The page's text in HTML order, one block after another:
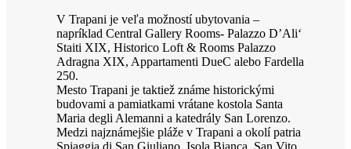
V Trapani je veľa možností ubytovania –
napríklad Central Gallery Rooms- Palazzo D’Ali‘
Staiti XIX, Historico Loft & Rooms Palazzo
Adragna XIX, Appartamenti DueC alebo Fardella
250.
Mesto Trapani je taktiež známe historickými
budovami a pamiatkami vrátane kostola Santa
Maria degli Alemanni a katedrály San Lorenzo.
Medzi najznámejšie pláže v Trapani a okolí patria
Spiaggia di San Giuliano, Isola Bianca, San Vito